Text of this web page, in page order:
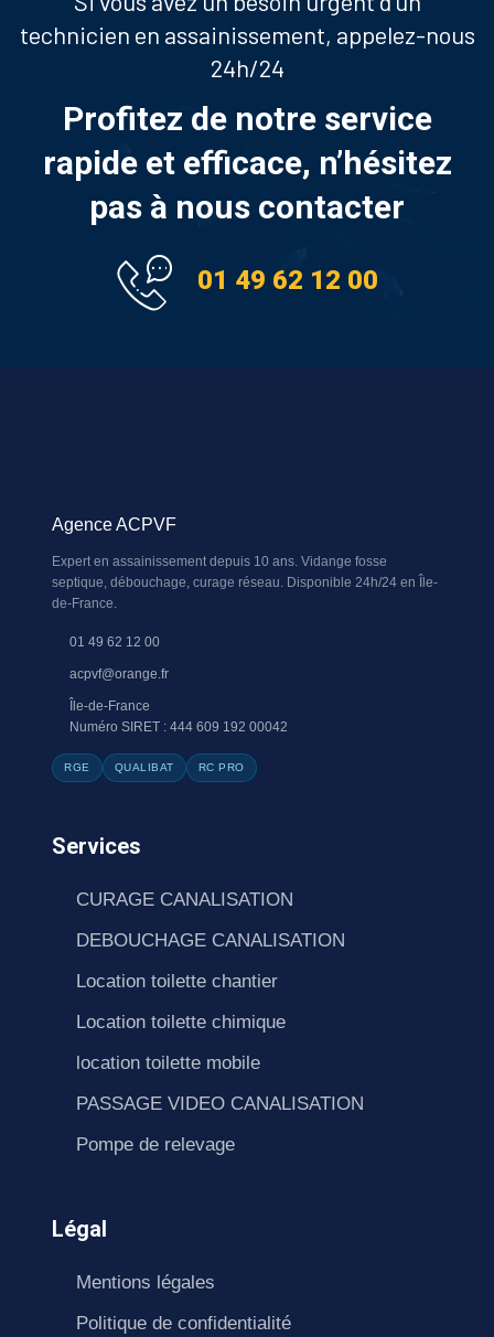
technicien en assainissement, appelez-nous
24h/24
Profitez de notre service
rapide et efficace, n’hésitez
pas à nous contacter
01 49 62 12 00
Agence ACPVF
Expert en assainissement depuis 10 ans. Vidange fosse
septique, débouchage, curage réseau. Disponible 24h/24 en Île-
de-France.
01 49 62 12 00
acpvf@orange.fr
Île-de-France
Numéro SIRET : 444 609 192 00042
RGE QUALIBAT RC PRO
Services
CURAGE CANALISATION
DEBOUCHAGE CANALISATION
Location toilette chantier
Location toilette chimique
location toilette mobile
PASSAGE VIDEO CANALISATION
Pompe de relevage
Légal
Mentions légales
Politique de confidentialité